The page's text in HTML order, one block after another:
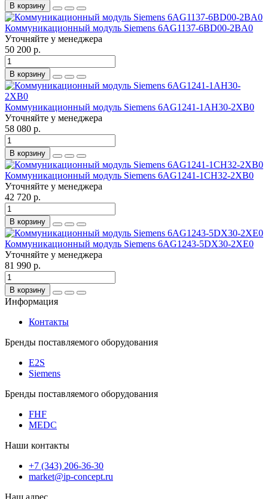
В корзину
Коммуникационный модуль Siemens 6AG1137-6BD00-2BA0
Уточняйте у менеджера
50 200 р.
В корзину
Коммуникационный модуль Siemens 6AG1241-1AH30-2XB0
Уточняйте у менеджера
58 080 р.
В корзину
Коммуникационный модуль Siemens 6AG1241-1CH32-2XB0
Уточняйте у менеджера
42 720 р.
В корзину
Коммуникационный модуль Siemens 6AG1243-5DX30-2XE0
Уточняйте у менеджера
81 990 р.
В корзину
Информация
Контакты
Бренды поставляемого оборудования
E2S
Siemens
Бренды поставляемого оборудования
FHF
MEDC
Наши контакты
+7 (343) 206-36-30
market@ip-concept.ru
Наш адрес